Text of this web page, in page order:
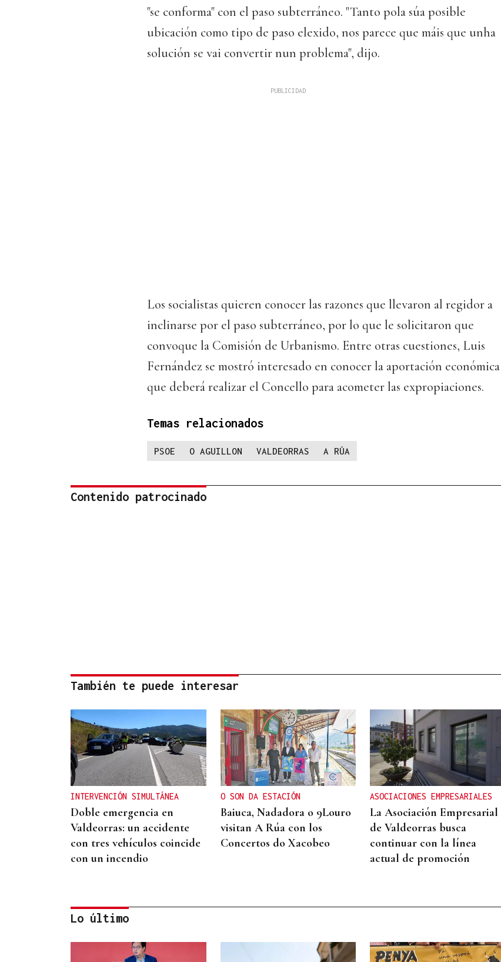
"se conforma" con el paso subterráneo. "Tanto pola súa posible
ubicación como tipo de paso elexido, nos parece que máis que unha
solución se vai convertir nun problema", dijo.
Los socialistas quieren conocer las razones que llevaron al regidor a
inclinarse por el paso subterráneo, por lo que le solicitaron que
convoque la Comisión de Urbanismo. Entre otras cuestiones, Luis
Fernández se mostró interesado en conocer la aportación económica
que deberá realizar el Concello para acometer las expropiaciones.
Temas relacionados
PSOE O AGUILLON VALDEORRAS A RÚA
Contenido patrocinado
También te puede interesar
INTERVENCIÓN SIMULTÁNEA
Doble emergencia en
Valdeorras: un accidente
con tres vehículos coincide
con un incendio
O SON DA ESTACIÓN
Baiuca, Nadadora o 9Louro
visitan A Rúa con los
Concertos do Xacobeo
ASOCIACIONES EMPRESARIALES
La Asociación Empresarial
de Valdeorras busca
continuar con la línea
actual de promoción
Lo último